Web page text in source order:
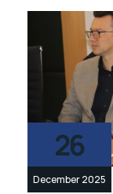
26
December 2025